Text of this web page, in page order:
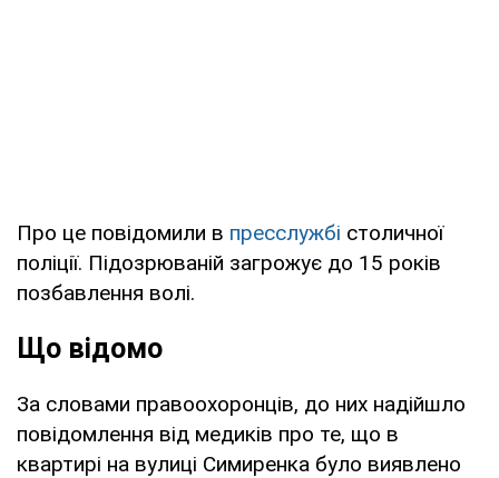
Про це повідомили в пресслужбі столичної
поліції. Підозрюваній загрожує до 15 років
позбавлення волі.
Що відомо
За словами правоохоронців, до них надійшло
повідомлення від медиків про те, що в
квартирі на вулиці Симиренка було виявлено